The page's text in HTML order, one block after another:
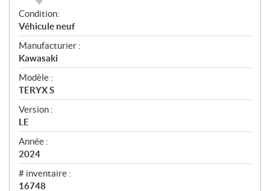
A
p
e
r
ç
u
Condition:
Véhicule neuf
Manufacturier :
Kawasaki
Modèle :
TERYX S
Version :
LE
Année :
2024
# inventaire :
16748